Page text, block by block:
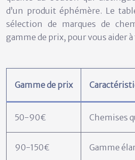
d’un produit éphémère. Le
sélection de marques de
gamme de prix, pour vous aider
Gamme de prix
50-90€ Chemises
90-150€ Gamme